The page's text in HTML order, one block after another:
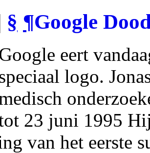
§ ¶Google
eert
logo.
23 juni 1995
van het eerste